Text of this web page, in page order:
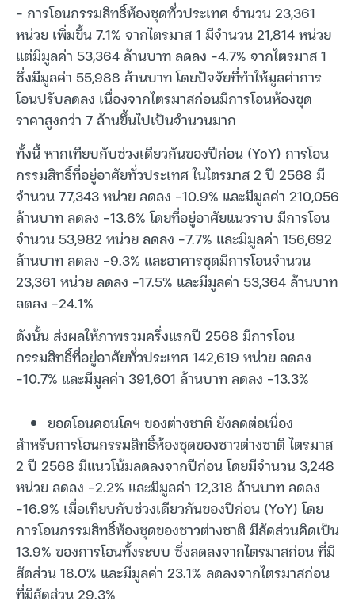
– การโอนกรรมสิทธิ์ห้องชุดทั่วประเทศ จำนวน 23,361
หน่วย เพิ่มขึ้น 7.1% จากไตรมาส 1 มีจำนวน 21,814 หน่วย
แต่มีมูลค่า 53,364 ล้านบาท ลดลง -4.7% จากไตรมาส 1
ซึ่งมีมูลค่า 55,988 ล้านบาท โดยปัจจัยที่ทำให้มูลค่าการ
โอนปรับลดลง เนื่องจากไตรมาสก่อนมีการโอนห้องชุด
ราคาสูงกว่า 7 ล้านขึ้นไปเป็นจำนวนมาก
ทั้งนี้ หากเทียบกับช่วงเดียวกันของปีก่อน (YoY) การโอน
กรรมสิทธิ์ที่อยู่อาศัยทั่วประเทศ ในไตรมาส 2 ปี 2568 มี
จำนวน 77,343 หน่วย ลดลง -10.9% และมีมูลค่า 210,056
ล้านบาท ลดลง -13.6% โดยที่อยู่อาศัยแนวราบ มีการโอน
จำนวน 53,982 หน่วย ลดลง -7.7% และมีมูลค่า 156,692
ล้านบาท ลดลง -9.3% และอาคารชุดมีการโอนจำนวน
23,361 หน่วย ลดลง -17.5% และมีมูลค่า 53,364 ล้านบาท
ลดลง -24.1%
ดังนั้น ส่งผลให้ภาพรวมครึ่งแรกปี 2568 มีการโอน
กรรมสิทธิ์ที่อยู่อาศัยทั่วประเทศ 142,619 หน่วย ลดลง
-10.7% และมีมูลค่า 391,601 ล้านบาท ลดลง -13.3%
ยอดโอนคอนโดฯ ของต่างชาติ ยังลดต่อเนื่อง
สำหรับการโอนกรรมสิทธิ์ห้องชุดของชาวต่างชาติ ไตรมาส
2 ปี 2568 มีแนวโน้มลดลงจากปีก่อน โดยมีจำนวน 3,248
หน่วย ลดลง -2.2% และมีมูลค่า 12,318 ล้านบาท ลดลง
-16.9% เมื่อเทียบกับช่วงเดียวกันของปีก่อน (YoY) โดย
การโอนกรรมสิทธิ์ห้องชุดของชาวต่างชาติ มีสัดส่วนคิดเป็น
13.9% ของการโอนทั้งระบบ ซึ่งลดลงจากไตรมาสก่อน ที่มี
สัดส่วน 18.0% และมีมูลค่า 23.1% ลดลงจากไตรมาสก่อน
ที่มีสัดส่วน 29.3%